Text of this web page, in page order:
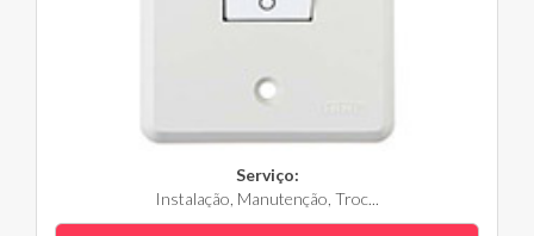
Serviço:
Instalação, Manutenção, Troc...